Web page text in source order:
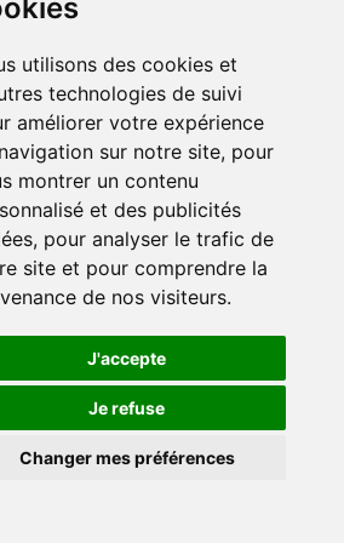
utilisons des cookies et
technologies de suivi
améliorer votre expérience
sur notre site, pour
montrer un contenu
et des publicités
pour analyser le trafic de
site et pour comprendre la
de nos visiteurs.
J'accepte
Je refuse
Changer mes préférences
information)